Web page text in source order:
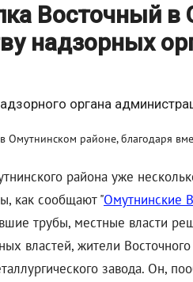
Восточный в
надзорных
органа
района уже
как сообщают "Омутнинские
трубы, местные власти
властей, жители
завода. Он,